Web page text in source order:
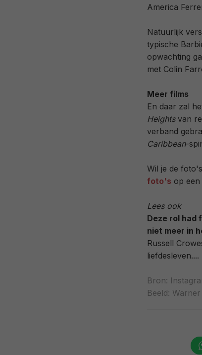
America
Natuurlijk
typische
opwachting
met Colin
Meer films
En daar zal
Heightsvan
verband
Caribbean-
Wil je de
foto's op
Lees ook
Deze rol had
niet meer in
Russell
liefdesleven....
Bron:
Beeld: